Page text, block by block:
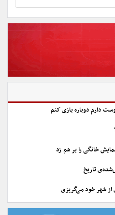
دارم دوباره بازی کنم
خانگی را بر هم زد
تاریخ
از شهر خود می‌گریزی